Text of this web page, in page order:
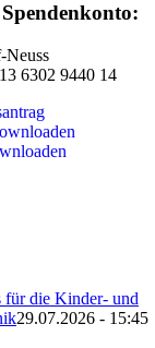
Neuss
6302 9440 14
für die Kinder- und
29.07.2026 - 15:45